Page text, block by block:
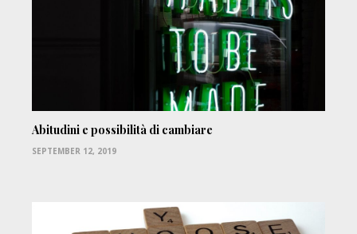
Abitudini e possibilità di cambiare
SEPTEMBER 12, 2019